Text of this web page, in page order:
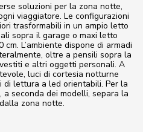
soluzioni per la zona notte,
viaggiatore. Le configurazioni
trasformabili in un ampio letto
sopra il garage o maxi letto
L’ambiente dispone di armadi
oltre a pensili sopra la
e altri oggetti personali. A
luci di cortesia notturne
di lettura a led orientabili. Per la
seconda dei modelli, separa la
zona notte.